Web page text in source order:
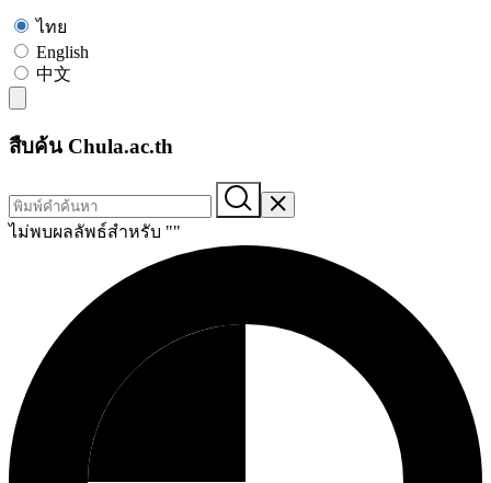
ไทย
English
中文
สืบค้น Chula.ac.th
ไม่พบผลลัพธ์สำหรับ ""